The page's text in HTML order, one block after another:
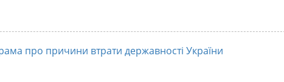
про причини втрати державності України